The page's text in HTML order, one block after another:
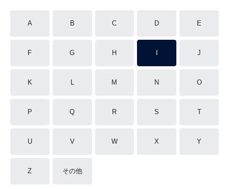
A B C D E
F G H J
K L M N O
P Q R S T
U V W X Y
Z その他